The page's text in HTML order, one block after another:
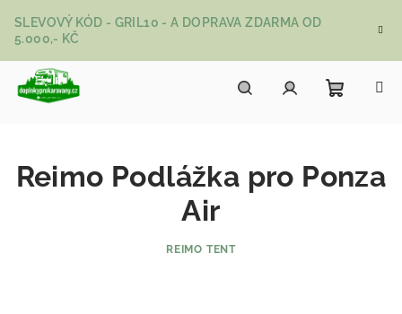
SLEVOVÝ KÓD - GRIL10 - A DOPRAVA ZDARMA OD
5.000,- KČ
Reimo Podlážka pro Ponza
Air
REIMO TENT